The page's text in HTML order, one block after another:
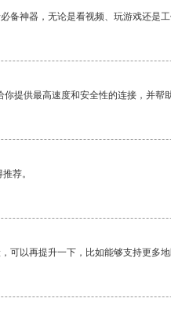
备神器，无论是看视频、玩游戏还是
提供最高速度和安全性的连接，并帮
荐。
可以再提升一下，比如能够支持更多地